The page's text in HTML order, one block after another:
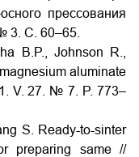
прессования
3. C. 60–65.
B.P., Johnson R.,
aluminate
V. 27. № 7. P. 773–
S. Ready-to-sinter
preparing same //